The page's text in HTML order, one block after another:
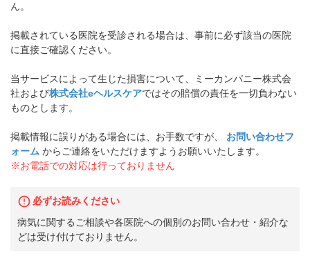
ん。
掲載されている医院を受診される場合は、事前に必ず該当の医院
に直接ご確認ください。
当サービスによって生じた損害について、ミーカンパニー株式会
社および株式会社eヘルスケアではその賠償の責任を一切負わない
ものとします。
掲載情報に誤りがある場合には、お手数ですが、
お問い合わせフ
ォーム からご連絡をいただけますようお願いいたします。
※お電話での対応は行っておりません
必ずお読みください
病気に関するご相談や各医院への個別のお問い合わせ・紹介な
どは受け付けておりません。